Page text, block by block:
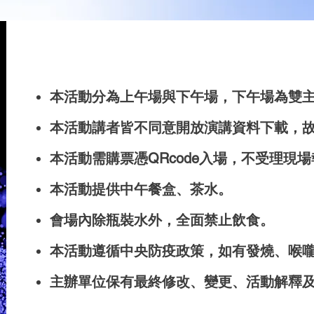
本活動分為上午場與下午場，下午場為雙
本活動講者皆不同意開放演講資料下載，
本活動需購票憑QRcode入場，不受理現
本活動提供中午餐盒、茶水。
會場內除瓶裝水外，全面禁止飲食。
本活動遵循中央防疫政策，如有發燒、喉
主辦單位保有最終修改、變更、活動解釋